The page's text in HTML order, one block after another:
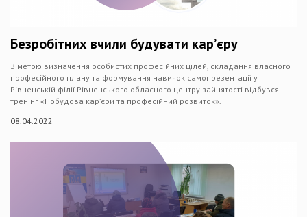
Безробітних вчили будувати кар’єру
З метою визначення особистих професійних цілей, складання власного
професійного плану та формування навичок самопрезентації у
Рівненській філії Рівненського обласного центру зайнятості відбувся
тренінг «Побудова кар’єри та професійний розвиток».
08.04.2022